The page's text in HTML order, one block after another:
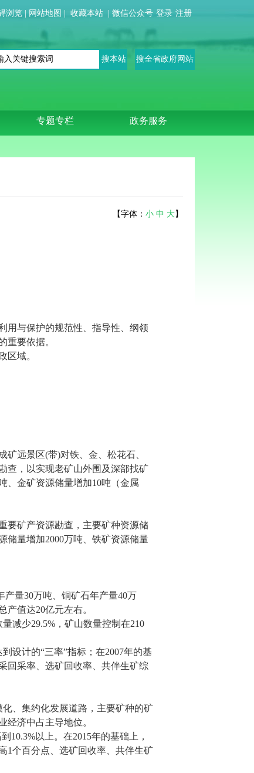
登录 注册
浏览 网站地图 收藏本站 微信公众号
专题专栏 政务服务
【字体： 小 中 大】
用与保护的规范性、指导性、纲领
重要依据。
区域。
矿远景区(带)对铁、金、松花石、
查，以实现老矿山外围及深部找矿
、金矿资源储量增加10吨（金属
要矿产资源勘查，主要矿种资源储
储量增加2000万吨、铁矿资源储量
产量30万吨、铜矿石年产量40万
产值达20亿元左右。
量减少29.5% ，矿山数量控制在210
设计的“三率”指标；在2007年的基
回采率、选矿回收率、共伴生矿综
、集约化发展道路，主要矿种的矿
经济中占主导地位。
10.3%以上。在2015年的基础上，
1个百分点、选矿回收率、共伴生矿